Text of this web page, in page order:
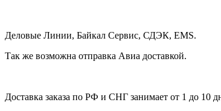
Деловые Линии, Байкал Сервис, СДЭК, EMS.
Так же возможна отправка Авиа доставкой.
Доставка заказа по РФ и СНГ занимает от 1 до 10